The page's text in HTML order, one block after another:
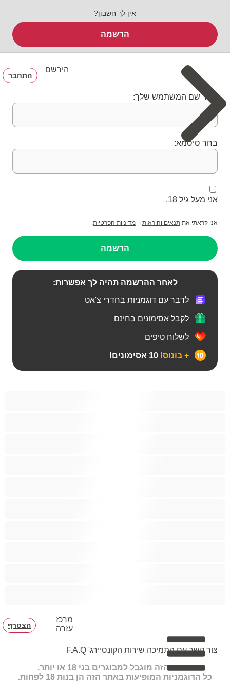
אין לך חשבון?
הרשמה
הירשם
התחבר
בחר שם המשתמש שלך:
בחר סיסמא:
אני מעל גיל 18.
אני קראתי את תנאים והוראות ו- מדיניות הפרטיות.
הרשמה
לאחר ההרשמה תהיה לך אפשרות:
לדבר עם דוגמניות בחדרי צ'אט
לקבל אסימונים בחינם
לשלוח טיפים
+ בונוס!
מרכז
עזרה
הצטרף
צור קשר עם התמיכה שירות הקונסיירג' F.A.Q
האתר הזה מוגבל למבוגרים בני 18 או יותר.
כל הדוגמניות המופיעות באתר הזה הן בנות 18 לפחות.